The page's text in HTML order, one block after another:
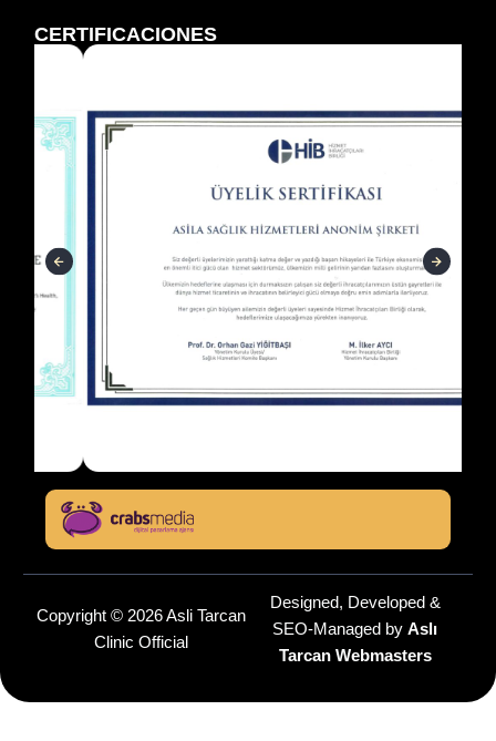
CERTIFICACIONES
Copyright © 2026 Asli Tarcan
Clinic Official
Designed, Developed &
SEO-Managed by Aslı
Tarcan Webmasters